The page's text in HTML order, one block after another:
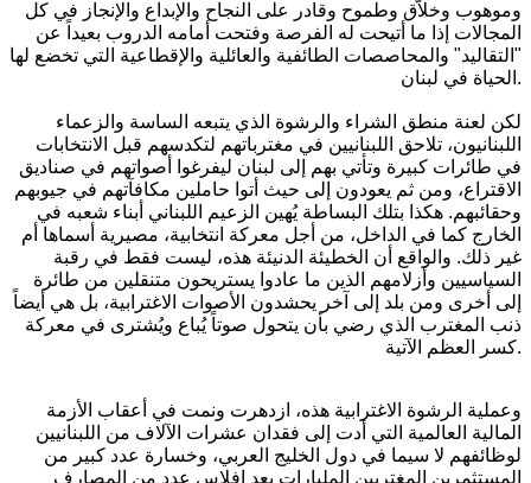
وموهوب وخلاّق وطموح وقادر على النجاح والإبداع والإنجاز في كل
المجالات إذا ما أتيحت له الفرصة وفتحت أمامه الدروب بعيداً عن
"التقاليد" والمحاصصات الطائفية والعائلية والإقطاعية التي تخضع لها
الحياة في لبنان.
اللبنانيون، تلاحق اللبنانيين في مغترباتهم لتكدسهم قبل الانتخابات
في طائرات كبيرة وتأتي بهم إلى لبنان ليفرغوا أصواتهم في صناديق
الاقتراع، ومن ثم يعودون إلى حيث أتوا حاملين مكافآتهم في جيوبهم
وحقائبهم. هكذا بتلك البساطة يُهين الزعيم اللبناني أبناء شعبه في
الخارج كما في الداخل، من أجل معركة انتخابية، مصيرية أسماها أم
غير ذلك. والواقع أن الخطيئة الدنيئة هذه، ليست فقط في رقبة
السياسيين وأزلامهم الذين ما عادوا يستريحون متنقلين من طائرة
إلى أخرى ومن بلد إلى آخر يحشدون الأصوات الاغترابية، بل هي أيضاً
ذنب المغترب الذي رضي بأن يتحول صوتاً يُباع ويُشترى في معركة
كسر العظم الآتية.
وعملية الرشوة الاغترابية هذه، ازدهرت ونمت في أعقاب الأزمة
المالية العالمية التي أدت إلى فقدان عشرات الآلاف من اللبنانيين
لوظائفهم لا سيما في دول الخليج العربي، وخسارة عدد كبير من
المستثمرين المغتربين المليارات بعد إفلاس عدد من المصارف